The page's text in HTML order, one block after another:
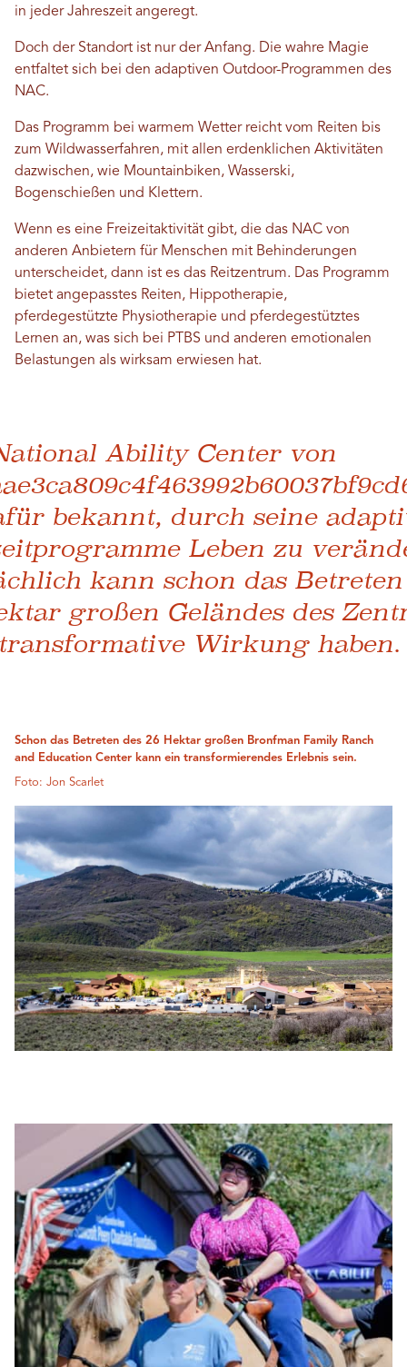
in jeder Jahreszeit angeregt.
Doch der Standort ist nur der Anfang. Die wahre Magie
entfaltet sich bei den adaptiven Outdoor-Programmen des
NAC.
Das Programm bei warmem Wetter reicht vom Reiten bis
zum Wildwasserfahren, mit allen erdenklichen Aktivitäten
dazwischen, wie Mountainbiken, Wasserski,
Bogenschießen und Klettern.
Wenn es eine Freizeitaktivität gibt, die das NAC von
anderen Anbietern für Menschen mit Behinderungen
unterscheidet, dann ist es das Reitzentrum. Das Programm
bietet angepasstes Reiten, Hippotherapie,
pferdegestützte Physiotherapie und pferdegestütztes
Lernen an, was sich bei PTBS und anderen emotionalen
Belastungen als wirksam erwiesen hat.
Ability Center von
bekannt, durch seine
Leben zu
kann schon das Betreten
großen Geländes des
Wirkung haben.
Schon das Betreten des 26 Hektar großen Bronfman Family Ranch
and Education Center kann ein transformierendes Erlebnis sein.
Foto: Jon Scarlet